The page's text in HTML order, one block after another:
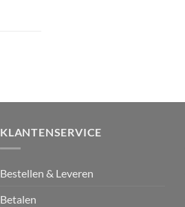
KLANTENSERVICE
Bestellen & Leveren
Betalen